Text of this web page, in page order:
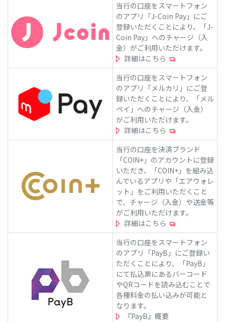
当行の口座をスマートフォン
のアプリ「J-Coin Pay」にご
登録いただくことにより、「J-
Coin Pay」へのチャージ（入
金）がご利用いただけます。
詳細はこちら
当行の口座をスマートフォン
のアプリ「メルカリ」にご登
録いただくことにより、「メル
ペイ」へのチャージ（入金）
がご利用いただけます。
詳細はこちら
当行の口座を決済ブランド
「COIN+」のアカウントに登録
いただき、「COIN+」を組み込
んでいるアプリや「エアウォレ
ット」をご利用いただくこと
で、チャージ（入金）や送金等
がご利用いただけます。
詳細はこちら
当行の口座をスマートフォン
のアプリ「PayB」にご登録い
ただくことにより、「PayB」
にて払込票にあるバーコード
やQRコードを読み込むことで
各種料金の払い込みが可能と
なります。
『PayB』概要